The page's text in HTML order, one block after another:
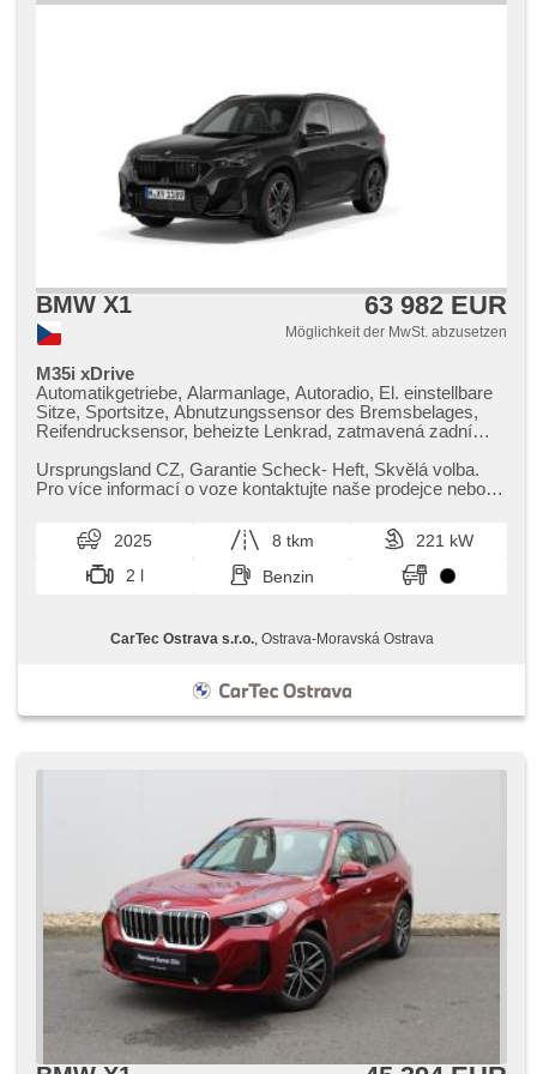
isofix, Autoradio, Servolenkung, Lenkrad einstellbar,
BMW X1 63 982 EUR
Möglichkeit der MwSt. abzusetzen
M35i xDrive
Automatikgetriebe, Alarmanlage, Autoradio, El. einstellbare
Sitze, Sportsitze, Abnutzungssensor des Bremsbelages,
Reifendrucksensor, beheizte Lenkrad, zatmavená zadní
display, beheizte Sitze, Fahrgestell Steifheitsregelung, LED
denní svícení
Ursprungsland CZ,​ Garantie Scheck​- Heft,​ Skvělá volba.
Pro více informací o voze kontaktujte naše prodejce nebo
2025 8 tkm
221 kW
2 l
Benzin
CarTec Ostrava s.r.o., Ostrava-Moravská Ostrava